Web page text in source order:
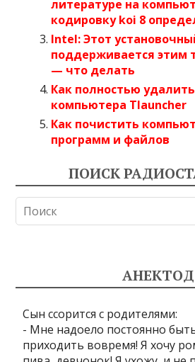
литературе на
кодировку koi 8
Intel: Этот
поддерживается этим
— что делать
Как полностью
компьютера Tlauncher
Как почистить
программ и файлов
ПОИСК
АНЕКТОД
Сын ссорится с родителями:
- Мне надоело постоянно
приходить вовремя! Я хочу